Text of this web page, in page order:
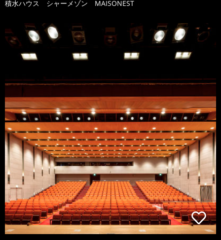
積水ハウス シャーメゾン MAISONEST